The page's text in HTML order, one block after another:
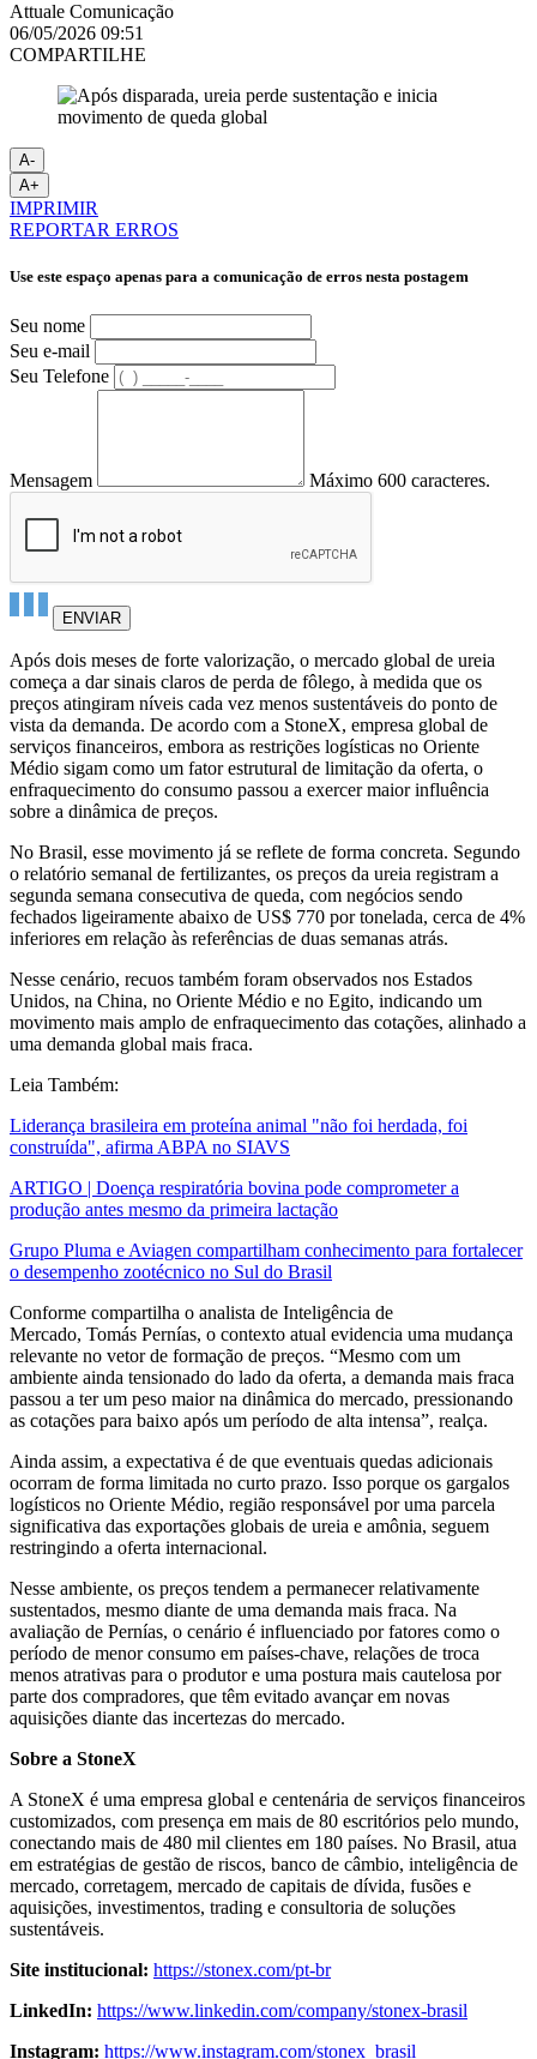
Attuale Comunicação
06/05/2026 09:51
COMPARTILHE
A-
A+
IMPRIMIR
REPORTAR ERROS
Use este espaço apenas para a comunicação de erros nesta postagem
Seu nome
Seu e-mail
Seu Telefone
Mensagem Máximo 600 caracteres.
ENVIAR
Após dois meses de forte valorização, o mercado global de ureia
começa a dar sinais claros de perda de fôlego, à medida que os
preços atingiram níveis cada vez menos sustentáveis do ponto de
vista da demanda. De acordo com a StoneX, empresa global de
serviços financeiros, embora as restrições logísticas no Oriente
Médio sigam como um fator estrutural de limitação da oferta, o
enfraquecimento do consumo passou a exercer maior influência
sobre a dinâmica de preços.
No Brasil, esse movimento já se reflete de forma concreta. Segundo
o relatório semanal de fertilizantes, os preços da ureia registram a
segunda semana consecutiva de queda, com negócios sendo
fechados ligeiramente abaixo de US$ 770 por tonelada, cerca de 4%
inferiores em relação às referências de duas semanas atrás.
Nesse cenário, recuos também foram observados nos Estados
Unidos, na China, no Oriente Médio e no Egito, indicando um
movimento mais amplo de enfraquecimento das cotações, alinhado a
uma demanda global mais fraca.
Leia Também:
Liderança brasileira em proteína animal "não foi herdada, foi
construída", afirma ABPA no SIAVS
ARTIGO | Doença respiratória bovina pode comprometer a
produção antes mesmo da primeira lactação
Grupo Pluma e Aviagen compartilham conhecimento para fortalecer
o desempenho zootécnico no Sul do Brasil
Conforme compartilha o analista de Inteligência de
Mercado, Tomás Pernías, o contexto atual evidencia uma mudança
relevante no vetor de formação de preços. “Mesmo com um
ambiente ainda tensionado do lado da oferta, a demanda mais fraca
passou a ter um peso maior na dinâmica do mercado, pressionando
as cotações para baixo após um período de alta intensa”, realça.
Ainda assim, a expectativa é de que eventuais quedas adicionais
ocorram de forma limitada no curto prazo. Isso porque os gargalos
logísticos no Oriente Médio, região responsável por uma parcela
significativa das exportações globais de ureia e amônia, seguem
restringindo a oferta internacional.
Nesse ambiente, os preços tendem a permanecer relativamente
sustentados, mesmo diante de uma demanda mais fraca. Na
avaliação de Pernías, o cenário é influenciado por fatores como o
período de menor consumo em países-chave, relações de troca
menos atrativas para o produtor e uma postura mais cautelosa por
parte dos compradores, que têm evitado avançar em novas
aquisições diante das incertezas do mercado.
Sobre a StoneX
A StoneX é uma empresa global e centenária de serviços financeiros
customizados, com presença em mais de 80 escritórios pelo mundo,
conectando mais de 480 mil clientes em 180 países. No Brasil, atua
em estratégias de gestão de riscos, banco de câmbio, inteligência de
mercado, corretagem, mercado de capitais de dívida, fusões e
aquisições, investimentos, trading e consultoria de soluções
sustentáveis.
Site institucional: https://stonex.com/pt-br
LinkedIn: https://www.linkedin.com/company/stonex-brasil
Instagram: https://www.instagram.com/stonex_brasil